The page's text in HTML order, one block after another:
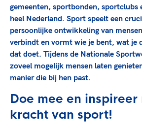
Nieuwspagina
Columns
Sport gaat niet vanzelf
Sport verenigt. Op sportclubs,
een rondje fietsen, door samen te
de sportschool te gaan. Door
Clubacties
Handboek Wet- en Regelgeving
Opleidingen en trainingen
High5 Stappenplan
Ruimte voor sport
Clubondersteuning
Beroepskrachten
Topsportbeleid
Topsportfinanciering
Maatschappelijke waarde topsport
Top teamsportcompetities
De TeamNL Academie
gemeenten, sportbonden, sportclubs
heel Nederland. Sport speelt een
persoonlijke ontwikkeling van
verbindt en vormt wie je bent, wat je
dat doet. Tijdens de Nationale
zoveel mogelijk mensen laten
manier die bij hen past.
Doe mee en inspireer
kracht van sport!